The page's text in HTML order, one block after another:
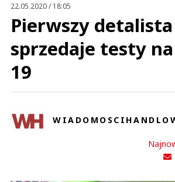
22.05.2020 / 18:05
Pierwszy detalista
sprzedaje testy
19